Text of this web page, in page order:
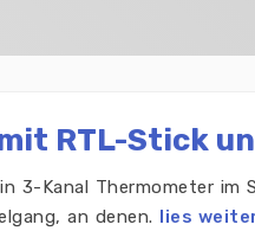
RTL-Stick
3-Kanal Thermometer
an denen. lies